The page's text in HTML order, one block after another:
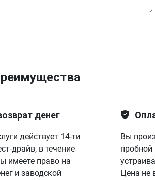
денег
действует 14-ти
драйв, в течение
имеете право на
и заводской
Вы
пробной
Цена не